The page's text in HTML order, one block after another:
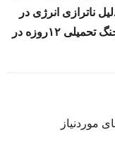
ناترازی‌ انرژی در
سال گذشته و مشکلات نظام حمل‌‌ونقل و جنگ تحمیلی ۱۲روزه در
موردنیاز